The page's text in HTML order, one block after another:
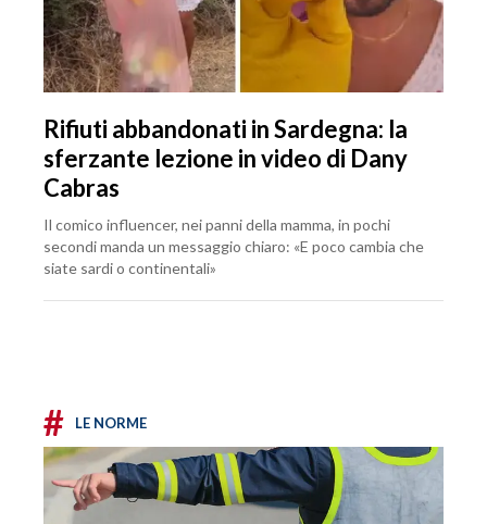
Rifiuti abbandonati in Sardegna: la
sferzante lezione in video di Dany
Cabras
Il comico influencer, nei panni della mamma, in pochi
secondi manda un messaggio chiaro: «E poco cambia che
siate sardi o continentali»
# LE NORME